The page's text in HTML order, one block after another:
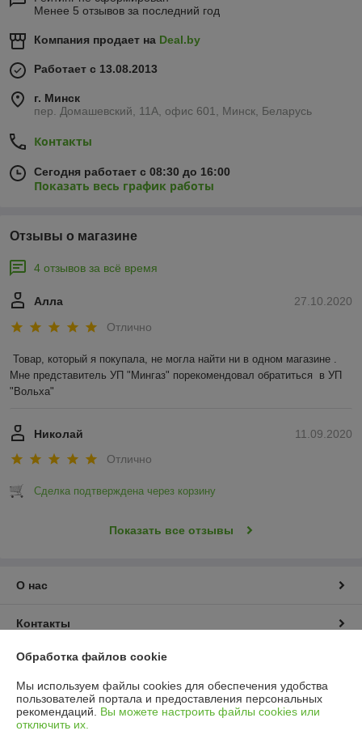
Менее 5 отзывов за последний год
Компания продает на Deal.by
Работает с 13.08.2013
г. Минск
пер. Домашевский, 11А, офис 601, Минск, Беларусь
Контакты
Сегодня работает с 08:30 до 16:00
Показать весь график работы
Отзывы о магазине
4 отзывов за всё время
27.10.2020
Алла
Отлично
Товар, который я покупала, не могла найти ни в одном магазине .
Мне представитель УП "Мингаз" порекомендовал обратиться  в УП
"Вольха"
11.09.2020
Николай
Отлично
Сделка подтверждена через корзину
Показать все отзывы
О нас
Контакты
Доставка и оплата
График работы
Обработка файлов cookie
Мы используем файлы cookies для обеспечения удобства
пользователей портала и предоставления персональных
рекомендаций. Вы можете настроить файлы cookies или
отключить их.